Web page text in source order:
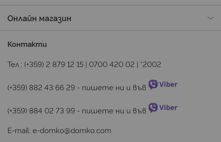
Онлайн магазин
Контакти
Тел.: (+359) 2 879 12 15 | 0700 420 02 | *2002
(+359) 882 43 66 29 - пишете ни и във
(+359) 884 02 73 99 - пишете ни и във
E-mail: e-domko@domko.com